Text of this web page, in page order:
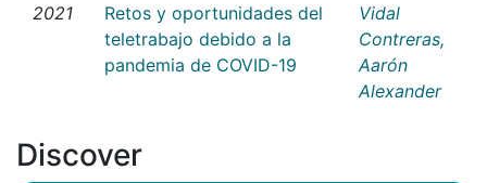
2021
Retos y oportunidades del
teletrabajo debido a la
pandemia de COVID-19
Vidal
Contreras,
Aarón
Alexander
Discover